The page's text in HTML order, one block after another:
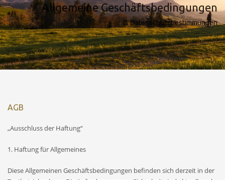
Allgemeine Geschäftsbedingungen
& Datenschutzbestimmungen
AGB
„Ausschluss der Haftung“
1. Haftung für Allgemeines
Diese Allgemeinen Geschäftsbedingungen befinden sich derzeit in der